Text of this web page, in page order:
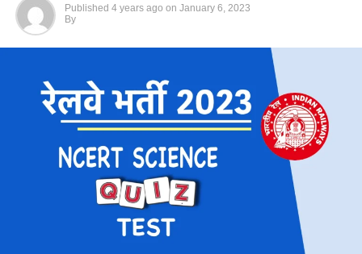
नीलम के बारे मे आपको बात कि वे राजस्थान कोटा की रहनी वाली है, नीलम
राथल की दो छोटी बेटियाँ है। वे बताती है कि घर और नौकरी का संतुलन
बनाना चुनौतीपूर्ण रहता है, फिर भी वे अपना संतुलन बखूबी तौर से निभाती
जानें किस जोन में कितने पद पर होगी भर्ती
28606
पूर्व तट
8278
30327
1069
18383
Published 4 years ago on January 6, 2023
By